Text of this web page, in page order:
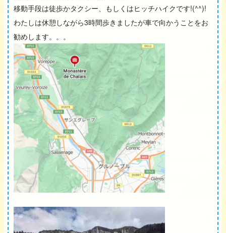
移動手段は徒歩かタクシー、もしくはヒッチハイクです!(^^)!
わたしは休憩しながら3時間歩きましたが車で向かうことをお
勧めします。。。